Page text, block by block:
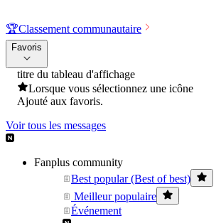
🏆Classement communautaire
Favoris
titre du tableau d'affichage
Lorsque vous sélectionnez une icône
Ajouté aux favoris.
Voir tous les messages
Fanplus community
Best popular (Best of best)
Meilleur populaire
Événement